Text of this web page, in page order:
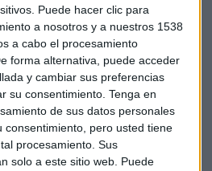
Puede hacer clic para
a nosotros y a nuestros 1538
a cabo el procesamiento
forma alternativa, puede acceder
y cambiar sus preferencias
su consentimiento. Tenga en
de sus datos personales
consentimiento, pero usted tiene
procesamiento. Sus
solo a este sitio web. Puede
de Draghi se manejase mal
mása un cóctel que ya incluye
la pérdida de eficacia de las
lista de desafíos que
de la institución. El resultado